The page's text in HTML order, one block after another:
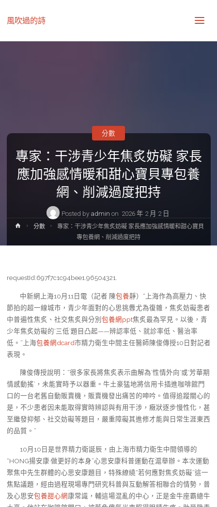
風吹過的詩
專家：干涉青少年焦炙妨礙 家長
應加強感情暖和甜心寶貝專包養
網、削減過度把持
Posted by admin on 2026 年 2 月 2 日
分數
Home分數
專家：干涉青少年焦炙妨礙 家長應加強感情暖和甜心寶貝
專包養網、削減過度把持
requestId:697f7c1c94bee1.96504321.
中新網上海10月11日電（記者 陳包養靜）“上海作為高壓力、快
節拍的超一線城市，青少年面對的心思挑釁尤為復雜，焦炙妨礙患者
中普遍性焦炙、社交焦炙與分別包養網ppt焦炙最為罕見。以後，青
少年焦炙妨礙的‘三低’題目凸起——辨認率低、就診率低、醫治率
低。”上海包養網dcard市精力衛生中間主任醫師陳俊傳授10日對記者
表現。
陳俊傳授說明：“很多家長將焦炙表示曲解為‘性情外向’或‘芳華期
情感動搖’，未能實時予以器重。牛土豪猛地將信用卡插進咖啡館門
口的一台老舊自動販賣機，販賣機發出痛苦的呻吟。值得追蹤關心的
是，不少患者因未能取得實時辨認與有用干涉，癥狀逐步慢性化，甚
至繼發抑郁、社交妨礙等題目，嚴重障礙其進修才能與日常生涯東西
的品質。”
10月10日是世界精力衛誕辰，由上海市精力衛生中間領導的
“HONG揚安康·做更好的本身”心思安康科普運動在滬舉辦。本次運動
聚焦中先生群體的心思安康題目，特殊繚繞“若何應對焦炙妨礙”這一
焦點議題，經由過程現場專門研究科普與互動解答相聯合的情勢，普
及心思安包養甜心網康常識，輔這場混亂的中心，正是金牛座霸總牛